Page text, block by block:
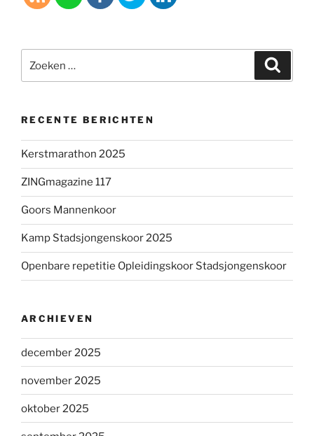
naar:
RECENTE BERICHTEN
Kerstmarathon 2025
ZINGmagazine 117
Goors Mannenkoor
Kamp Stadsjongenskoor 2025
Openbare repetitie Opleidingskoor Stadsjongenskoor
ARCHIEVEN
december 2025
november 2025
oktober 2025